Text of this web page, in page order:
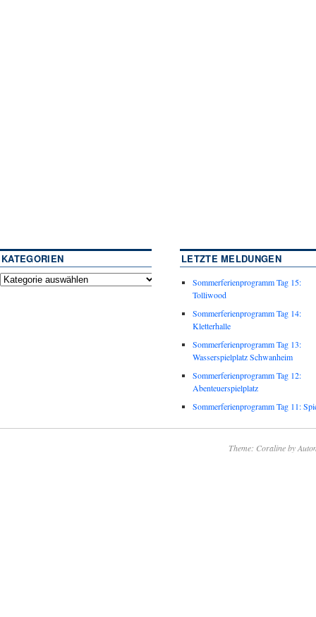
KATEGORIEN LETZTE MELDUNGEN
Sommerferienprogramm Tag 15:
Tolliwood
Sommerferienprogramm Tag 14:
Kletterhalle
Sommerferienprogramm Tag 13:
Wasserspielplatz Schwanheim
Sommerferienprogramm Tag 12:
Abenteuerspielplatz
Sommerferienprogramm Tag 11:
Theme: Coraline by